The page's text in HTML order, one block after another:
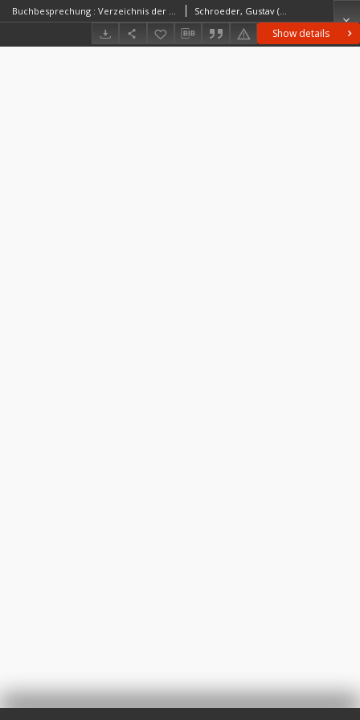
Show details
Buchbesprechung : Verzeichnis der im Regierungsbezirk Köslin aufgefundenen Käfer von Albert Lüllwitz Schroeder, Gustav (1854–1931)